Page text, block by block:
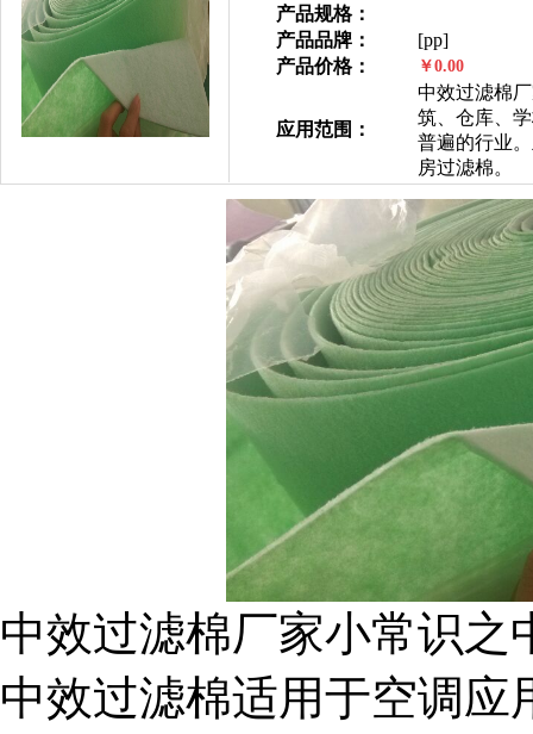
产品规格：
产品品牌：
[pp]
产品价格：
￥0.00
应用范围：
中效过滤棉
筑、仓库、
普遍的行业
房过滤棉。
中效过滤棉厂家小常识之
中效过滤棉适用于空调